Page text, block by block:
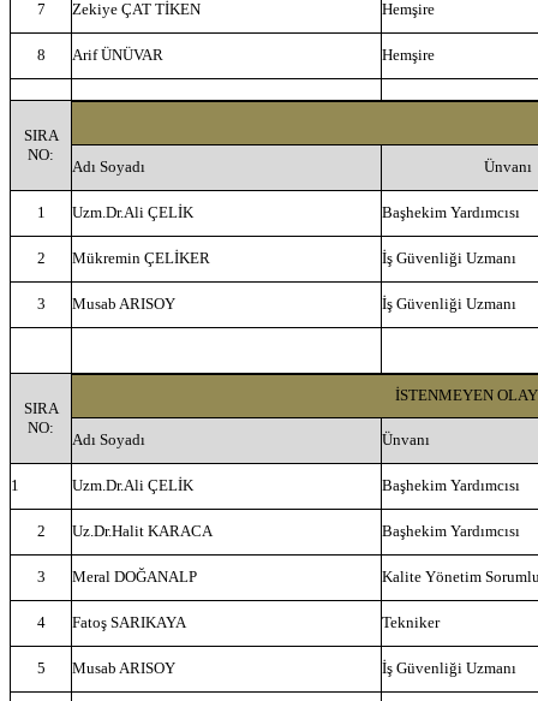
7 Zekiye ÇAT TİKEN Hemşire
8 Arif ÜNÜVAR Hemşire
SIRA
NO:
Adı Soyadı Ünvanı
1 Uzm.Dr.Ali ÇELİK Başhekim Yardımcısı
2 Mükremin ÇELİKER İş Güvenliği Uzmanı
3 Musab ARISOY İş Güvenliği Uzmanı
SIRA
NO:
İSTENMEYEN
Adı Soyadı Ünvanı
1 Uzm.Dr.Ali ÇELİK Başhekim Yardımcısı
2 Uz.Dr.Halit KARACA Başhekim Yardımcısı
3 Meral DOĞANALP Kalite Yönetim
4 Fatoş SARIKAYA Tekniker
5 Musab ARISOY İş Güvenliği Uzmanı